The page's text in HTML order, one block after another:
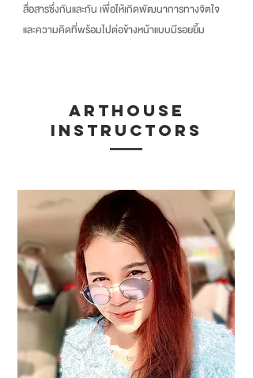
สื่อสารซึ่งกันและกัน เพื่อให้เกิดพัฒนาการทางจิตใจ
และความคิดที่พร้อมไปต่อข้างหน้าแบบมีรอยยิ้ม
ARTHOUSE
INSTRUCTORS